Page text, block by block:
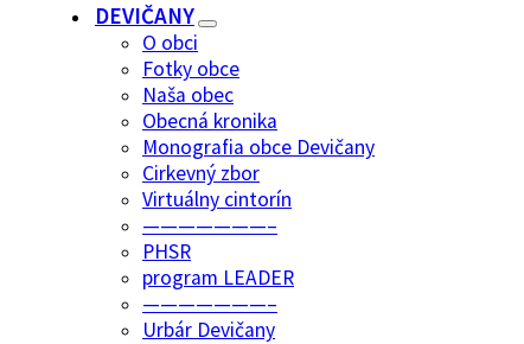
DEVIČANY
O obci
Fotky obce
Naša obec
Obecná kronika
Monografia obce Devičany
Cirkevný zbor
Virtuálny cintorín
———————–
PHSR
program LEADER
———————–
Urbár Devičany